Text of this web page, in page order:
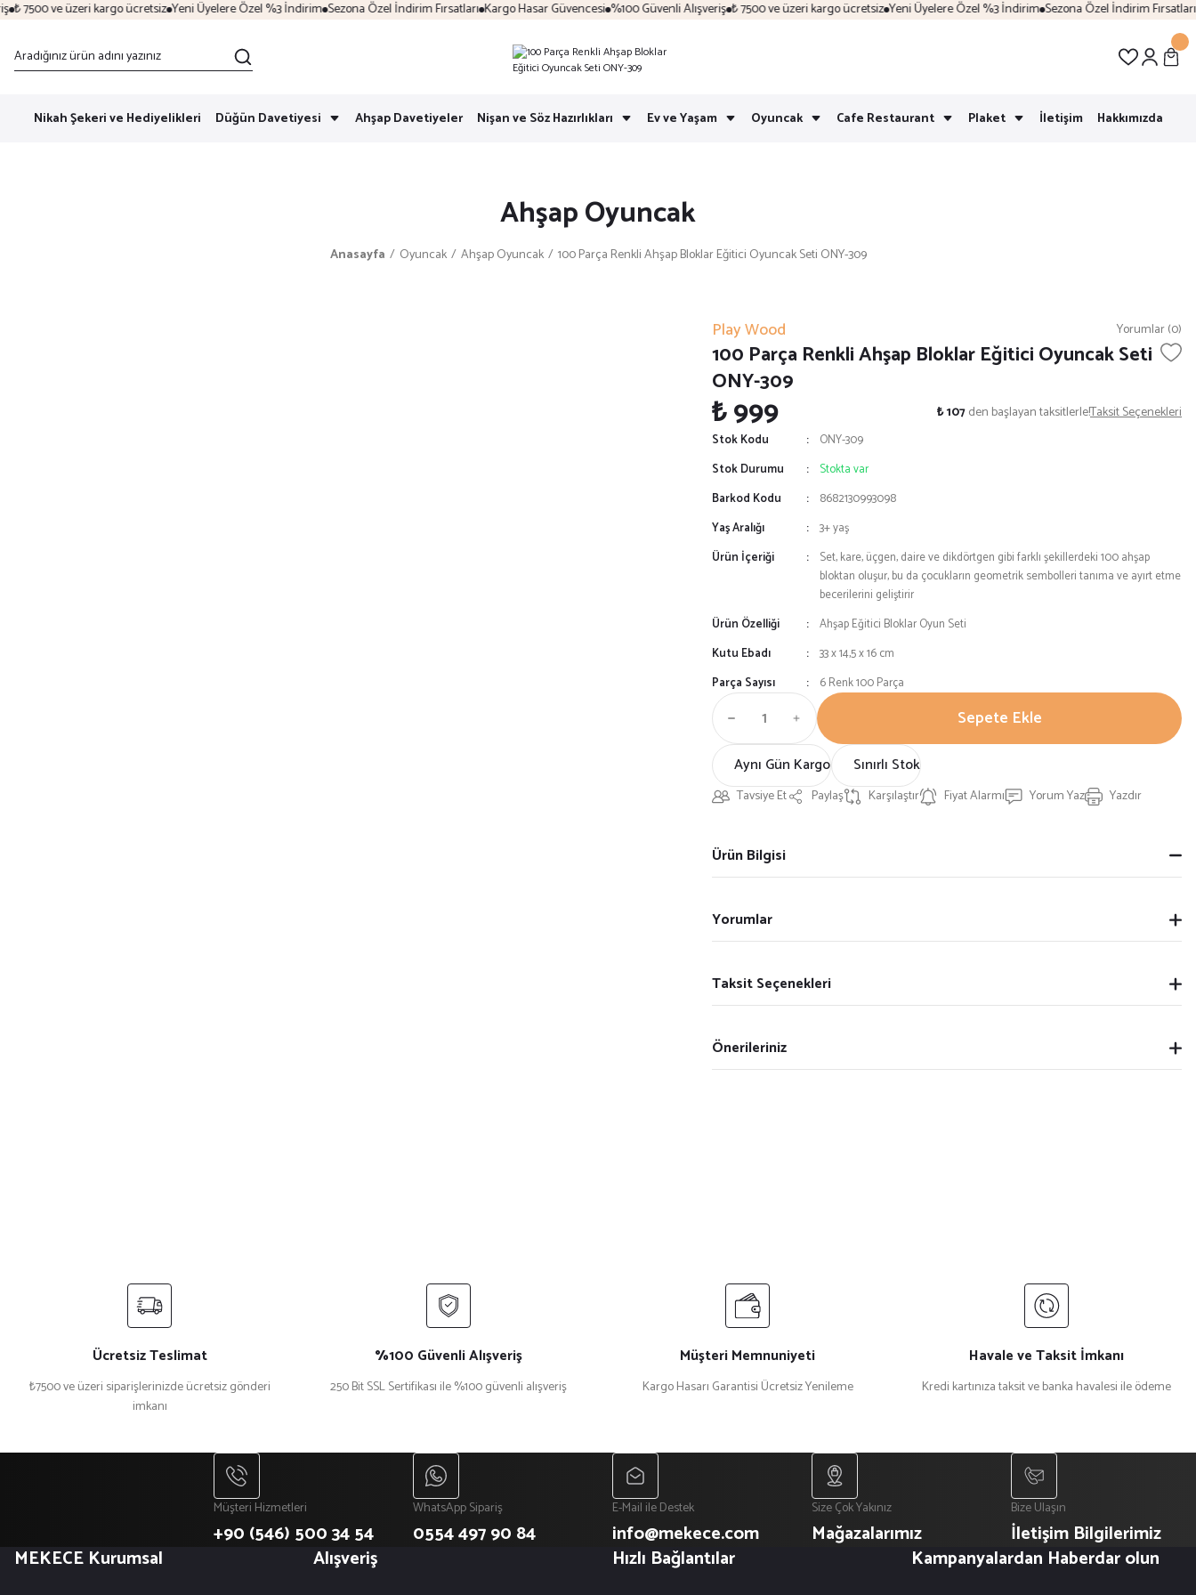
7500 ve üzeri kargo ücretsiz Yeni Üyelere Özel %3 İndirim Sezona Özel İndirim Fırsatları Kargo Hasar Güvencesi %100 Güvenli Alışveriş ₺ 7500 ve üzeri kargo ücretsiz Yeni Üyelere Özel %3 İndirim Sezona Özel İndirim Fırsatları
Nikah Şekeri ve Hediyelikleri Düğün Davetiyesi Ahşap Davetiyeler Nişan ve Söz Hazırlıkları Ev ve Yaşam Oyuncak Cafe Restaurant Plaket İletişim Hakkımızda
Ahşap Oyuncak
Anasayfa Oyuncak Ahşap Oyuncak 100 Parça Renkli Ahşap Bloklar Eğitici Oyuncak Seti ONY-309
Play Wood Yorumlar (0)
100 Parça Renkli Ahşap Bloklar Eğitici Oyuncak Seti
ONY-309
₺ 999 ₺ 107den başlayan taksitlerle!Taksit Seçenekleri
Stok Kodu
ONY-309
Stok Durumu
Stokta var
Barkod Kodu
8682130993098
Yaş Aralığı
3+ yaş
Ürün İçeriği
Set, kare, üçgen, daire ve dikdörtgen gibi farklı şekillerdeki 100 ahşap
bloktan oluşur, bu da çocukların geometrik sembolleri tanıma ve ayırt etme
becerilerini geliştirir
Ürün Özelliği
Ahşap Eğitici Bloklar Oyun Seti
Kutu Ebadı
33 x 14,5 x 16 cm
Parça Sayısı
6 Renk 100 Parça
Sepete Ekle
Aynı Gün Kargo Sınırlı Stok
Tavsiye Et Paylaş Karşılaştır Fiyat Alarmı Yorum Yaz Yazdır
Ürün Bilgisi
Yorumlar
Taksit Seçenekleri
Önerileriniz
Ücretsiz Teslimat
₺7500 ve üzeri siparişlerinizde ücretsiz gönderi
imkanı
%100 Güvenli Alışveriş
250 Bit SSL Sertifikası ile %100 güvenli alışveriş
Müşteri Memnuniyeti
Kargo Hasarı Garantisi Ücretsiz Yenileme
Havale ve Taksit İmkanı
Kredi kartınıza taksit ve banka havalesi ile ödeme
Müşteri Hizmetleri
+90 (546) 500 34 54
WhatsApp Sipariş
0554 497 90 84
E-Mail ile Destek
info@mekece.com
Size Çok Yakınız
Mağazalarımız
Bize Ulaşın
İletişim Bilgilerimiz
MEKECE Kurumsal
Alışveriş Hızlı Bağlantılar Kampanyalardan Haberdar olun